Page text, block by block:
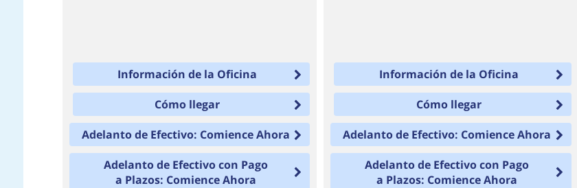
Información de la Oficina
Cómo llegar
Adelanto de Efectivo: Comience Ahora
Adelanto de Efectivo con Pago
a Plazos: Comience Ahora
Información de la Oficina
Cómo llegar
Adelanto de Efectivo: Comience Ahora
Adelanto de Efectivo con Pago
a Plazos: Comience Ahora